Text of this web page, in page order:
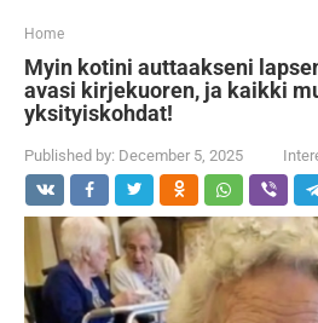
Home
Myin kotini auttaakseni
avasi kirjekuoren, ja kaikki
yksityiskohdat!
Published by: December 5, 2025